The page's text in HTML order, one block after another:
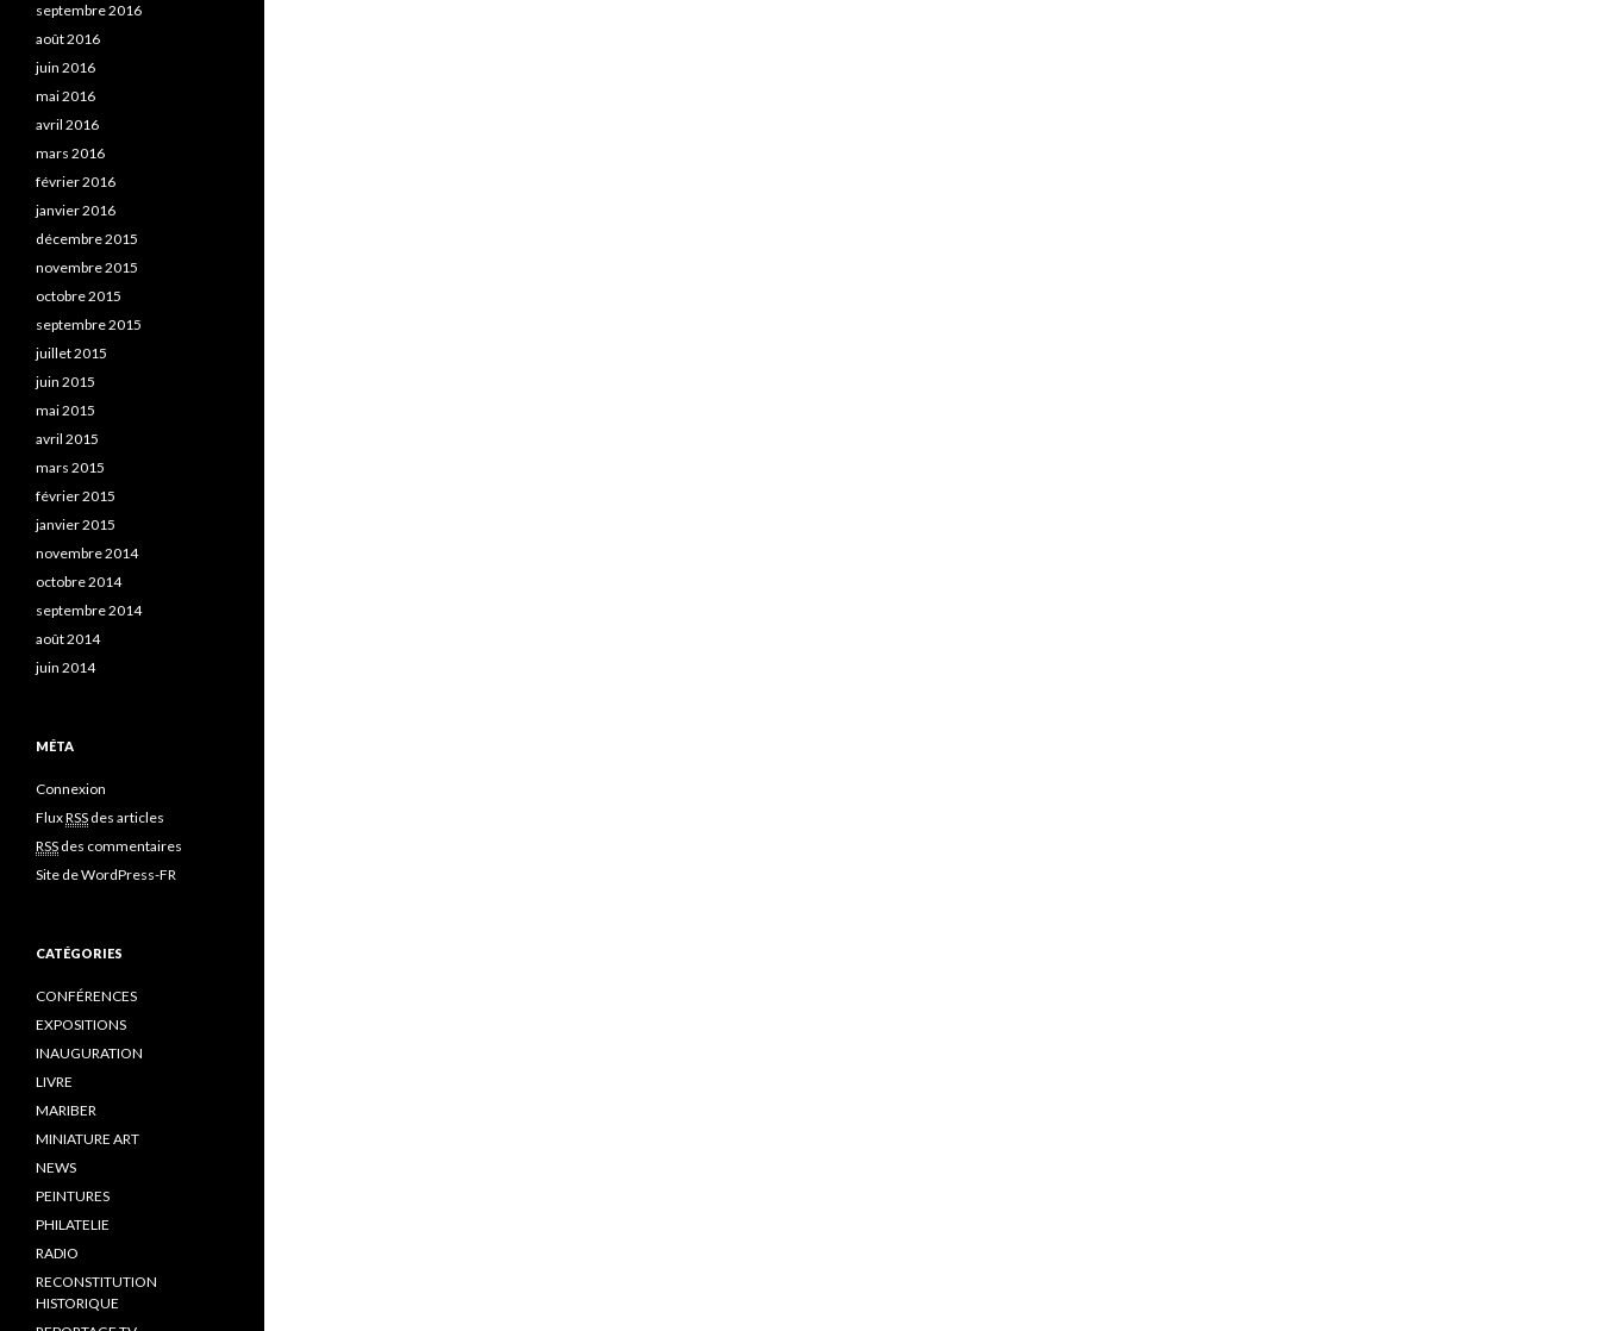
septembre 2016
août 2016
juin 2016
mai 2016
avril 2016
mars 2016
février 2016
janvier 2016
décembre 2015
novembre 2015
octobre 2015
septembre 2015
juillet 2015
juin 2015
mai 2015
avril 2015
mars 2015
février 2015
janvier 2015
novembre 2014
octobre 2014
septembre 2014
août 2014
juin 2014
MÉTA
Connexion
FluxRSS des articles
RSS des commentaires
Site de WordPress-FR
CATÉGORIES
CONFÉRENCES
EXPOSITIONS
INAUGURATION
LIVRE
MARIBER
MINIATURE ART
NEWS
PEINTURES
PHILATELIE
RADIO
RECONSTITUTION
HISTORIQUE